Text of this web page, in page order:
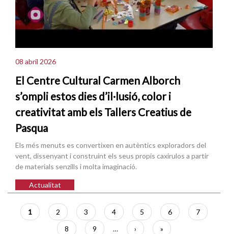
08 abril 2026
El Centre Cultural Carmen Alborch
s’ompli estos dies d’il·lusió, color i
creativitat amb els Tallers Creatius de
Pasqua
Els més menuts es convertixen en autèntics exploradors del
vent, dissenyant i construint els seus propis caxirulos a partir
de materials senzills i molta imaginació.
Actualitat
Paginació
Pàgina
actual
1 Pàgina
2 Pàgina
3 Pàgina
4 Pàgina
5 Pàgina
6 Pàgina
7
Pàgina
8 Pàgina
9 …
Pàgina
›
Última
»